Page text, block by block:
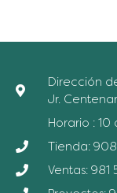
Dirección
Jr.
Horario :
Tienda:
Ventas: 981